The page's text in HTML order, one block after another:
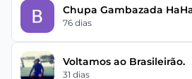
Chupa Gambazada
76 dias
Voltamos ao Brasileirão.
31 dias